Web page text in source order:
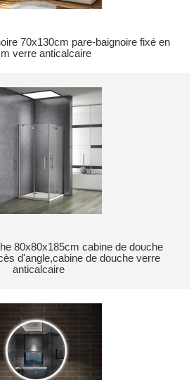
70x130cm pare-baignoire fixé en
verre anticalcaire
80x80x185cm cabine de douche
d'angle,cabine de douche verre
anticalcaire